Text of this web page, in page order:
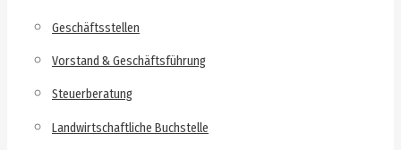
Geschäftsstellen
Vorstand & Geschäftsführung
Steuerberatung
Landwirtschaftliche Buchstelle